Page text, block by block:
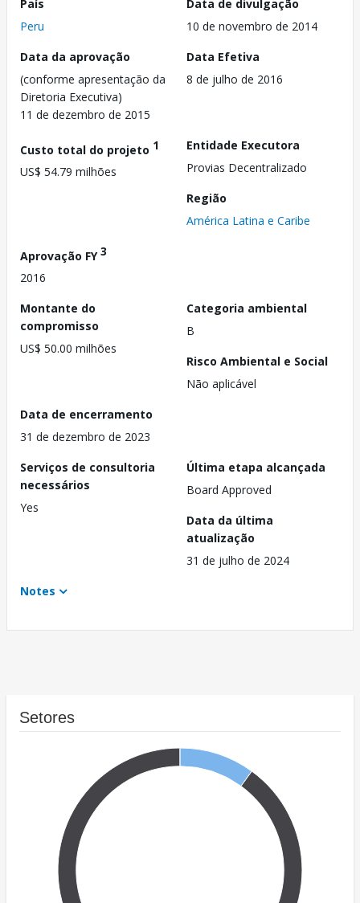
País
Peru
Data de divulgação
10 de novembro de 2014
Data da aprovação
(conforme apresentação da
Diretoria Executiva)
11 de dezembro de 2015
Data Efetiva
8 de julho de 2016
Custo total do projeto 1
US$ 54.79 milhões
Entidade Executora
Provias Decentralizado
Região
América Latina e Caribe
Aprovação FY3
2016
Montante do
compromisso
US$ 50.00 milhões
Categoria ambiental
B
Risco Ambiental e Social
Não aplicável
Data de encerramento
31 de dezembro de 2023
Serviços de consultoria
necessários
Yes
Última etapa alcançada
Board Approved
Data da última
atualização
31 de julho de 2024
Notes
Setores